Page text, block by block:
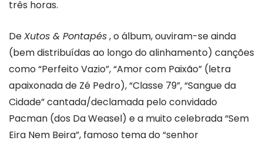
três horas.
DeXutos & Pontapés, o álbum, ouviram-se ainda
(bem distribuídas ao longo do alinhamento) canções
como “Perfeito Vazio”, “Amor com Paixão” (letra
apaixonada de Zé Pedro), “Classe 79”, “Sangue da
Cidade” cantada/declamada pelo convidado
Pacman (dos Da Weasel) e a muito celebrada “Sem
Eira Nem Beira”, famoso tema do “senhor